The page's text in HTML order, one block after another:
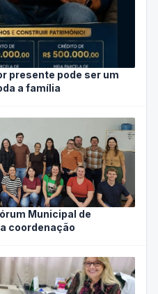
presente pode ser um
a família
Municipal de
coordenação